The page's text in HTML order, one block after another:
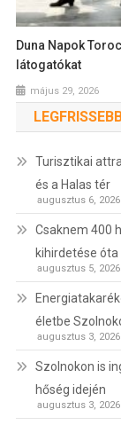
Duna Napok
látogatókat
május 29, 2026
Turisztikai
és a Halas tér
augusztus 6, 2026
Csaknem 400
kihirdetése óta
augusztus 5, 2026
életbe
augusztus 3, 2026
Szolnokon is
hőség idején
augusztus 3, 2026